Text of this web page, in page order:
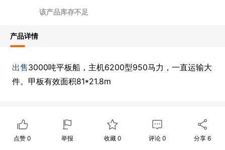
该产品库存不足
产品详情
出售3000吨平板船，主机6200型950马力，一直运输大
件。甲板有效面积81*21.8m
点赞0 举报 收藏 0 评论0 分享6